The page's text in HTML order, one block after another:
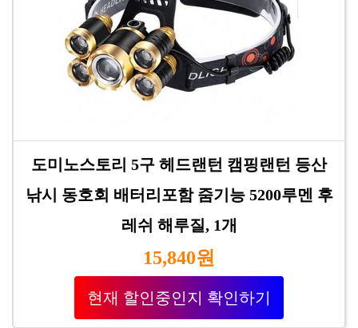
도미노스토리 5구 헤드랜턴 캠핑랜턴 등산
낚시 동호회 배터리포함 줌기능 5200루멘 후
레쉬 해루질, 1개
15,840원
현재 할인중인지 확인하기